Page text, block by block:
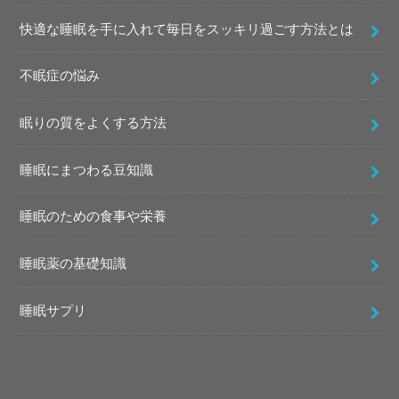
快適な睡眠を手に入れて毎日をスッキリ過ごす方法とは
不眠症の悩み
眠りの質をよくする方法
睡眠にまつわる豆知識
睡眠のための食事や栄養
睡眠薬の基礎知識
睡眠サプリ